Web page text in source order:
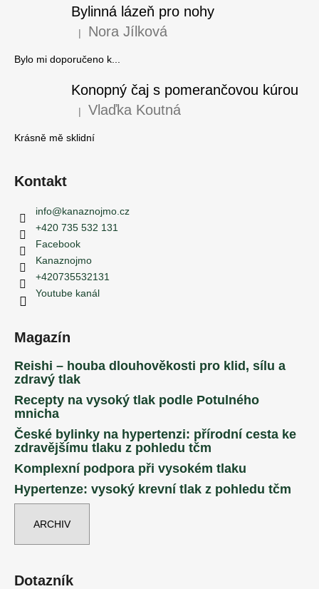
í
D
o
p
o
u
u
e
m
e
UHAŠENÍ
OHNĚ
BYLINNÁ
ESENCE
PODLE
TČM
Bylinná lázeň pro nohy
Hodnocení produktu je 5 z 5 hvězdiček.
| Nora Jílková
Bylo mi doporučeno k...
Konopný čaj s pomerančovou kúrou
Hodnocení produktu je 5 z 5 hvězdiček.
| Vlaďka Koutná
Krásně mě sklidní
Kontakt
info@kanaznojmo.cz
+420 735 532 131
Facebook
Kanaznojmo
+420735532131
Youtube kanál
Magazín
Reishi – houba dlouhověkosti pro klid, sílu a
zdravý tlak
Recepty na vysoký tlak podle Potulného
mnicha
České bylinky na hypertenzi: přírodní cesta ke
zdravějšímu tlaku z pohledu tčm
Komplexní podpora při vysokém tlaku
Hypertenze: vysoký krevní tlak z pohledu tčm
ARCHIV
Dotazník